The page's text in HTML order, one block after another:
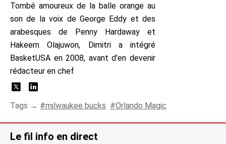
Tombé amoureux de la balle orange au
son de la voix de George Eddy et des
arabesques de Penny Hardaway et
Hakeem Olajuwon, Dimitri a intégré
BasketUSA en 2008, avant d'en devenir
rédacteur en chef
Tags → milwaukee bucks Orlando Magic
Le fil info en direct